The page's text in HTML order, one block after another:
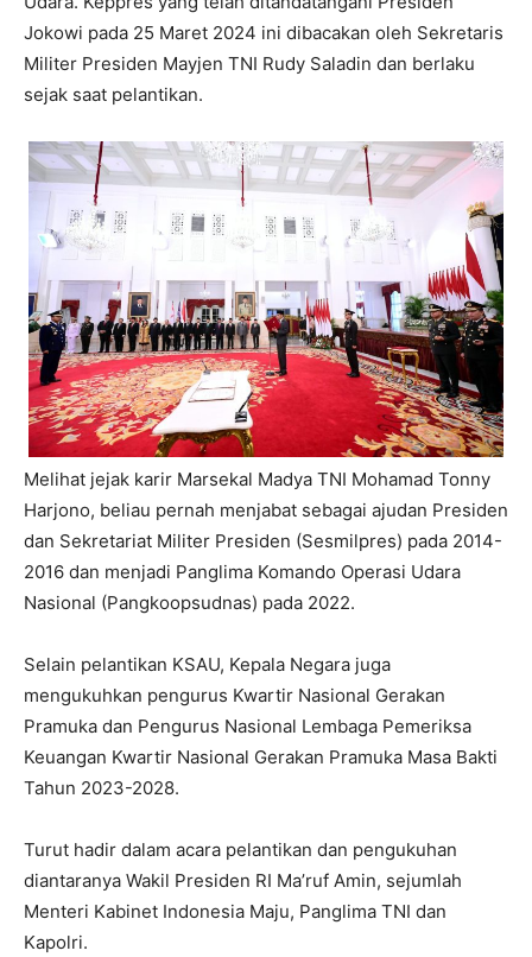
Jokowi pada 25 Maret 2024 ini dibacakan oleh Sekretaris
Militer Presiden Mayjen TNI Rudy Saladin dan berlaku
sejak saat pelantikan.
Melihat jejak karir Marsekal Madya TNI Mohamad Tonny
Harjono, beliau pernah menjabat sebagai ajudan Presiden
dan Sekretariat Militer Presiden (Sesmilpres) pada 2014-
2016 dan menjadi Panglima Komando Operasi Udara
Nasional (Pangkoopsudnas) pada 2022.
Selain pelantikan KSAU, Kepala Negara juga
mengukuhkan pengurus Kwartir Nasional Gerakan
Pramuka dan Pengurus Nasional Lembaga Pemeriksa
Keuangan Kwartir Nasional Gerakan Pramuka Masa Bakti
Tahun 2023-2028.
Turut hadir dalam acara pelantikan dan pengukuhan
diantaranya Wakil Presiden RI Ma’ruf Amin, sejumlah
Menteri Kabinet Indonesia Maju, Panglima TNI dan
Kapolri.